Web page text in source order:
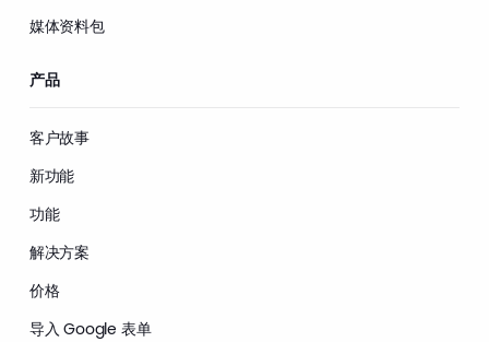
媒体资料包
产品
客户故事
新功能
功能
解决方案
价格
导入 Google 表单